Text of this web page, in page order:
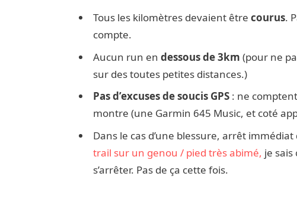
Tous les kilomètres devaient être courus.
compte.
Aucun run en dessous de 3km (pour ne
sur des toutes petites distances.)
Pas d’excuses de soucis GPS: ne
montre (une Garmin 645 Music, et coté
Dans le cas d’une blessure, arrêt
trail sur un genou / pied très abimé, je sais
s’arrêter. Pas de ça cette fois.